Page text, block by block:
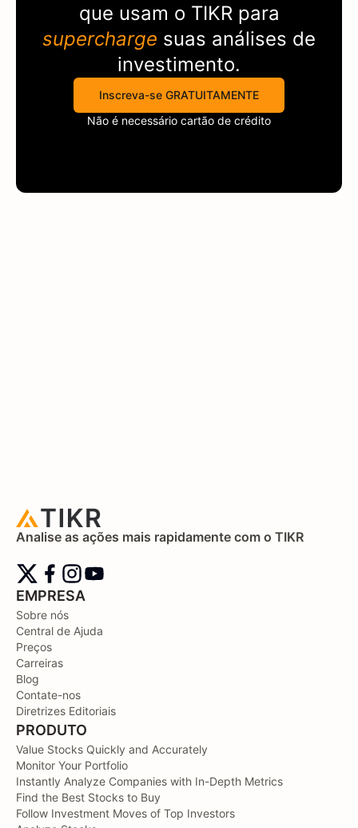
que usam o TIKR para
supercharge suas análises de
investimento.
Inscreva-se GRATUITAMENTE
Não é necessário cartão de crédito
Analise as ações mais rapidamente com o TIKR
EMPRESA
Sobre nós
Central de Ajuda
Preços
Carreiras
Blog
Contate-nos
Diretrizes Editoriais
PRODUTO
Value Stocks Quickly and Accurately
Monitor Your Portfolio
Instantly Analyze Companies with In-Depth Metrics
Find the Best Stocks to Buy
Follow Investment Moves of Top Investors